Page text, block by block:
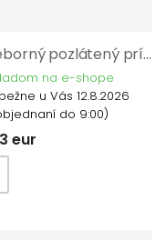
Strieborný pozlátený príves krížik AG 925/1000 AGRO3505
na e-shope
u Vás 12.8.2026
do 9:00)
eur